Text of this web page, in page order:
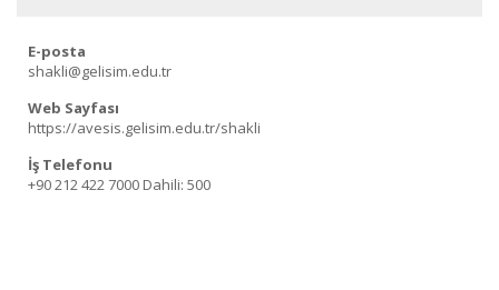
E-posta
shakli@gelisim.edu.tr
Web Sayfası
https://avesis.gelisim.edu.tr/shakli
İş Telefonu
+90 212 422 7000 Dahili: 500